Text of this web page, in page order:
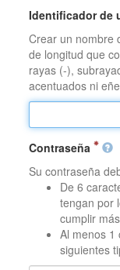
Identificador de
Crear un nombre
de longitud que
rayas (-),
acentuados ni
Contraseña
Su contraseña
De 6
tengan por
cumplir
Al menos 1
siguientes